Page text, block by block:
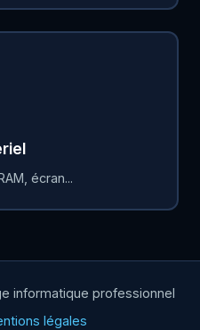
écran...
informatique professionnel
légales